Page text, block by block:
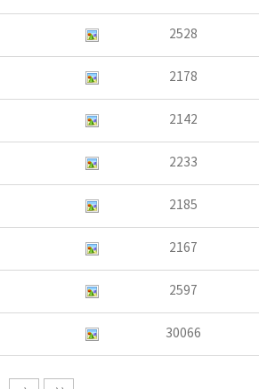
2528
2178
2142
2233
2185
2167
2597
30066